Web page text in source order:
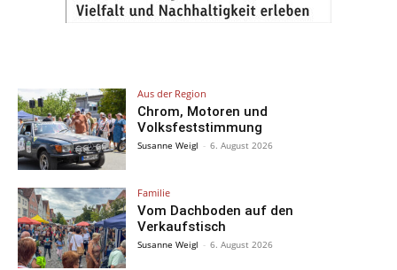
Aus der Region
Chrom, Motoren und
Volksfeststimmung
Susanne Weigl - 6. August 2026
Familie
Vom Dachboden auf den
Verkaufstisch
Susanne Weigl - 6. August 2026